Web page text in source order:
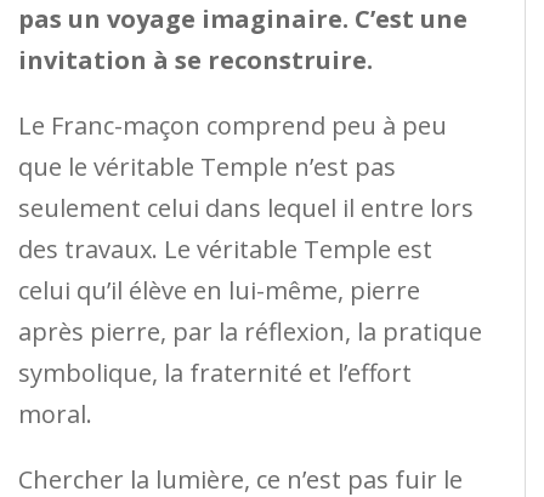
pas un voyage imaginaire. C’est une
invitation à se reconstruire.
Le Franc-maçon comprend peu à peu
que le véritable Temple n’est pas
seulement celui dans lequel il entre lors
des travaux. Le véritable Temple est
celui qu’il élève en lui-même, pierre
après pierre, par la réflexion, la pratique
symbolique, la fraternité et l’effort
moral.
Chercher la lumière, ce n’est pas fuir le